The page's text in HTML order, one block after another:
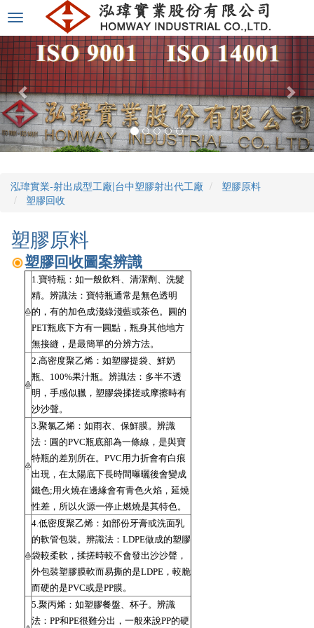
選
單
切
換
泓瑋實業-射出成型工廠|台中塑膠射出代工廠
塑膠原料
塑膠回收
塑膠原料
塑膠回收圖案辨識
1.寶特瓶：如一般飲料、清潔劑、洗髮
精。辨識法：寶特瓶通常是無色透明
的，有的加色成淺綠淺藍或茶色。圓的
PET瓶底下方有一圓點，瓶身其他地方
無接縫，是最簡單的分辨方法。
2.高密度聚乙烯：如塑膠提袋、鮮奶
瓶、100%果汁瓶。辨識法：多半不透
明，手感似臘，塑膠袋揉搓或摩擦時有
沙沙聲。
3.聚氯乙烯：如雨衣、保鮮膜。辨識
法：圓的PVC瓶底部為一條線，是與寶
特瓶的差別所在。PVC用力折會有白痕
出現，在太陽底下長時間曝曬後會變成
鐵色;用火燒在邊緣會有青色火焰，延燒
性差，所以火源一停止燃燒是其特色。
4.低密度聚乙烯：如部份牙膏或洗面乳
的軟管包裝。辨識法：LDPE做成的塑膠
袋較柔軟，揉搓時較不會發出沙沙聲，
外包裝塑膠膜軟而易撕的是LDPE，較脆
而硬的是PVC或是PP膜。
5.聚丙烯：如塑膠餐盤、杯子。辨識
法：PP和PE很難分出，一般來說PP的硬